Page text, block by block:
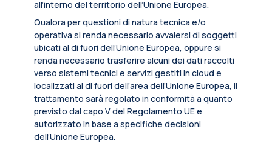
all’interno del territorio dell’Unione Europea.
Qualora per questioni di natura tecnica e/o
operativa si renda necessario avvalersi di soggetti
ubicati al di fuori dell’Unione Europea, oppure si
renda necessario trasferire alcuni dei dati raccolti
verso sistemi tecnici e servizi gestiti in cloud e
localizzati al di fuori dell’area dell’Unione Europea, il
trattamento sarà regolato in conformità a quanto
previsto dal capo V del Regolamento UE e
autorizzato in base a specifiche decisioni
dell’Unione Europea.